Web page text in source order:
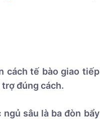
cách tế bào giao tiếp
đúng cách.
sâu là ba đòn bẩy